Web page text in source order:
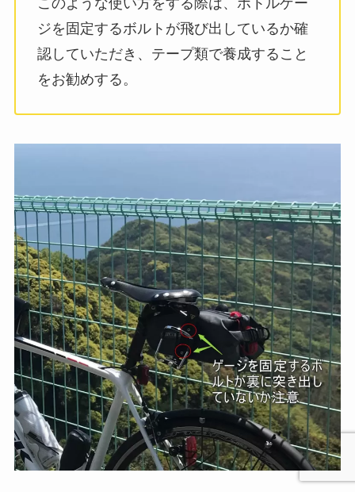
ジを固定するボルトが飛び出しているか確
認していただき、テープ類で養成すること
をお勧めする。